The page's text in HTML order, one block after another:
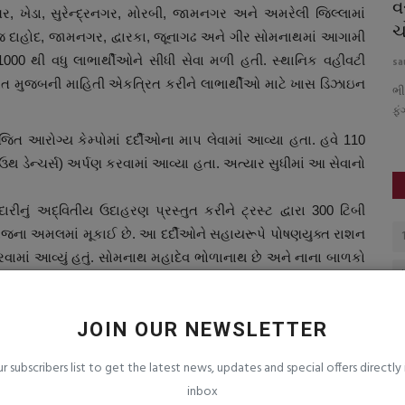
JOIN OUR NEWSLETTER
subscribers list to get the latest news, updates and special offers directly
inbox
ખેડા, સુરેન્દ્રનગર, મોરબી, જામનગર અને અમરેલી જિલ્લામાં
જામનગર, દ્વારકા, જૂનાગઢ અને ગીર સોમનાથમાં આગામી
થી વધુ લાભાર્થીઓને સીધી સેવા મળી હતી. સ્થાનિક વહીવટી
મુજબની માહિતી એકત્રિત કરીને લાભાર્થીઓ માટે ખાસ ડિઝાઇન
આરોગ્ય કેમ્પોમાં દર્દીઓના માપ લેવામાં આવ્યા હતા. હવે 110
ડેન્ચર્સ) અર્પણ કરવામાં આવ્યા હતા. અત્યાર સુધીમાં આ સેવાનો
અદ્વિતીય ઉદાહરણ પ્રસ્તુત કરીને ટ્રસ્ટ દ્વારા 300 ટિબી
અમલમાં મૂકાઈ છે. આ દર્દીઓને સહાયરૂપે પોષણયુક્ત રાશન
આવ્યું હતું. સોમનાથ મહાદેવ ભોળાનાથ છે અને નાના બાળકો
આંગણવાડીઓમાં ટ્રસ્ટ દ્વારા એક વર્ષ માટે “લાડુ પોષણ
કર્મચારીઓને પ્રસાદરૂપે પોષક લાડુઓ સ્થાનિક જિલ્લા
ચાવડા સાહેબ દ્વારા ટ્રસ્ટની ગૌશાળામાં સિંદૂર અને અશોકના
યુવા
ડેરી ખાતે
રોજિંદા જીવનમાં તણાવ વધી રહ્યો છે? જાણો
માનસિક સ્વાસ્થ્યને...
saurashtrabhoomi Aug 5, 2026 0
માત્ર શરીર જ નહીં, મનને સ્વસ્થ રાખવું પણ તંદુરસ્ત જીવન માટે